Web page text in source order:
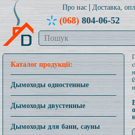
Про нас Доставка,
(068)804-06-52
Каталог продукції:
Дымоходы одностенные
Дымоходы двустенные
Дымоходы для бани, сауны